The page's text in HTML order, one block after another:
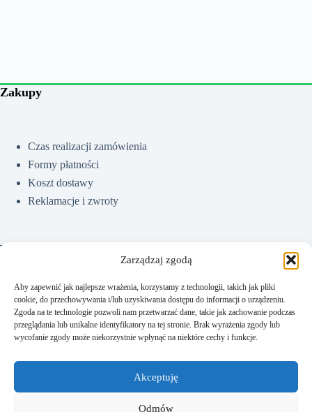
Zarządzaj zgodą
Aby zapewnić jak najlepsze wrażenia, korzystamy z technologii, takich jak pliki
cookie, do przechowywania i/lub uzyskiwania dostępu do informacji o urządzeniu.
Zgoda na te technologie pozwoli nam przetwarzać dane, takie jak zachowanie podczas
przeglądania lub unikalne identyfikatory na tej stronie. Brak wyrażenia zgody lub
wycofanie zgody może niekorzystnie wpłynąć na niektóre cechy i funkcje.
Akceptuję
Odmów
Zakupy
Czas realizacji zamówienia
Formy płatności
Koszt dostawy
Reklamacje i zwroty
Pomoc
Jak kupować?
Częste pytania
Polityka prywatności
Regulamin sklepu